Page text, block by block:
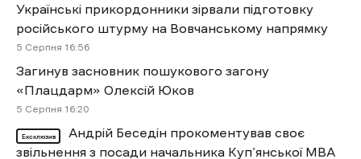
Українські прикордонники зірвали підготовку
російського штурму на Вовчанському напрямку
5 Cерпня 16:56
Загинув засновник пошукового загону
«Плацдарм» Олексій Юков
5 Cерпня 16:20
Ексклюзив
Андрій Беседін прокоментував своє
звільнення з посади начальника Куп’янської МВА